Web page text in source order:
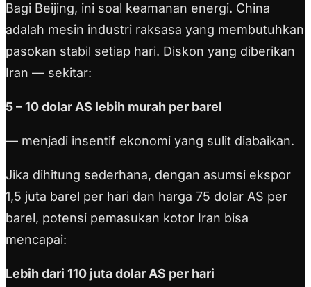
Bagi Beijing, ini soal keamanan energi. China
adalah mesin industri raksasa yang membutuhkan
pasokan stabil setiap hari. Diskon yang diberikan
Iran — sekitar:
5 – 10 dolar AS lebih murah per barel
— menjadi insentif ekonomi yang sulit diabaikan.
Jika dihitung sederhana, dengan asumsi ekspor
1,5 juta barel per hari dan harga 75 dolar AS per
barel, potensi pemasukan kotor Iran bisa
mencapai:
Lebih dari 110 juta dolar AS per hari